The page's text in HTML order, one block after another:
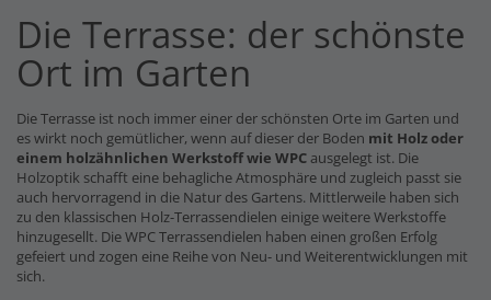
Die Terrasse: der schönste
Ort im Garten
Die Terrasse ist noch immer einer der schönsten Orte im Garten und
es wirkt noch gemütlicher, wenn auf dieser der Boden mit Holz oder
einem holzähnlichen Werkstoff wie WPCausgelegt ist. Die
Holzoptik schafft eine behagliche Atmosphäre und zugleich passt sie
auch hervorragend in die Natur des Gartens. Mittlerweile haben sich
zu den klassischen Holz-Terrassendielen einige weitere Werkstoffe
hinzugesellt. Die WPC Terrassendielen haben einen großen Erfolg
gefeiert und zogen eine Reihe von Neu- und Weiterentwicklungen mit
sich.